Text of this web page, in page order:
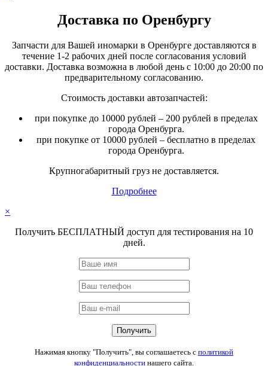
Доставка по Оренбургу
Запчасти для Вашей иномарки в Оренбурге доставляются в
течение 1-2 рабочих дней после согласования условий
доставки. Доставка возможна в любой день с 10:00 до 20:00 по
предварительному согласованию.
Стоимость доставки автозапчастей:
при покупке до 10000 рублей – 200 рублей в пределах
города Оренбурга.
при покупке от 10000 рублей – бесплатно в пределах
города Оренбурга.
Крупногабаритный груз не доставляется.
Подробнее
×
Получить БЕСПЛАТНЫЙ доступ для тестирования на 10
дней.
Нажимая кнопку "Получить", вы соглашаетесь с политикой
конфиденциальности нашего сайта.